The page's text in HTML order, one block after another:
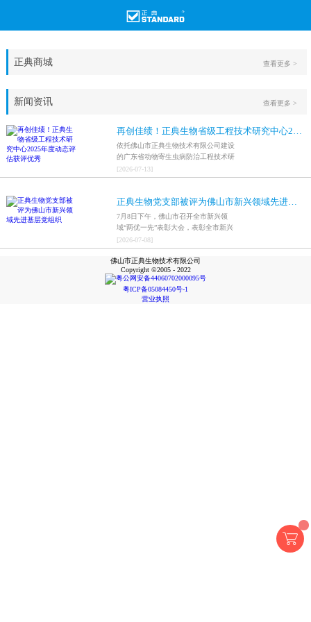
正典商城 查看更多 >
新闻资讯
再创佳绩！正典生物省级工程技术研究中心2025年度动态评估获评优秀
依托佛山市正典生物技术有限公司建设
的广东省动物寄生虫病防治工程技术研
究中心，在全省参评科研平台中综合表
现突出，成功获评最高评价等级“优
[2026-07-13]
正典生物党支部被评为佛山市新兴领域先进基层党组织
7月8日下午，佛山市召开全市新兴领
域“两优一先”表彰大会，表彰全市新兴
领域优秀共产党员、优秀党务工作者和
先进基层党组织，中共佛山市正典生物
技术有限公司支部委员会被评为佛山市
新兴领域先进基层党组织。
[2026-07-08]
查看更多 >
佛山市正典生物技术有限公司
Copyright ©2005 - 2022
粤公网安备44060702000095号
粤ICP备05084450号-1
营业执照